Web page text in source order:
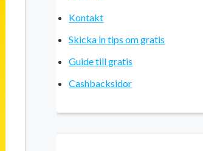
Kontakt
Skicka in tips om gratis
Guide till gratis
Cashbacksidor